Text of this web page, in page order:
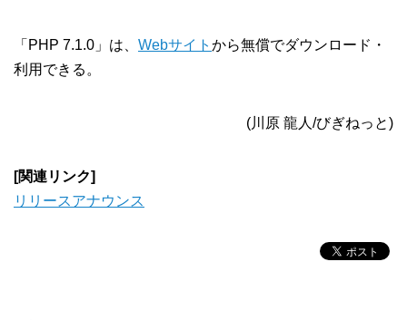
「PHP 7.1.0」は、 Webサイト から無償でダウンロード・
利用できる。
(川原 龍人/びぎねっと)
[関連リンク]
リリースアナウンス